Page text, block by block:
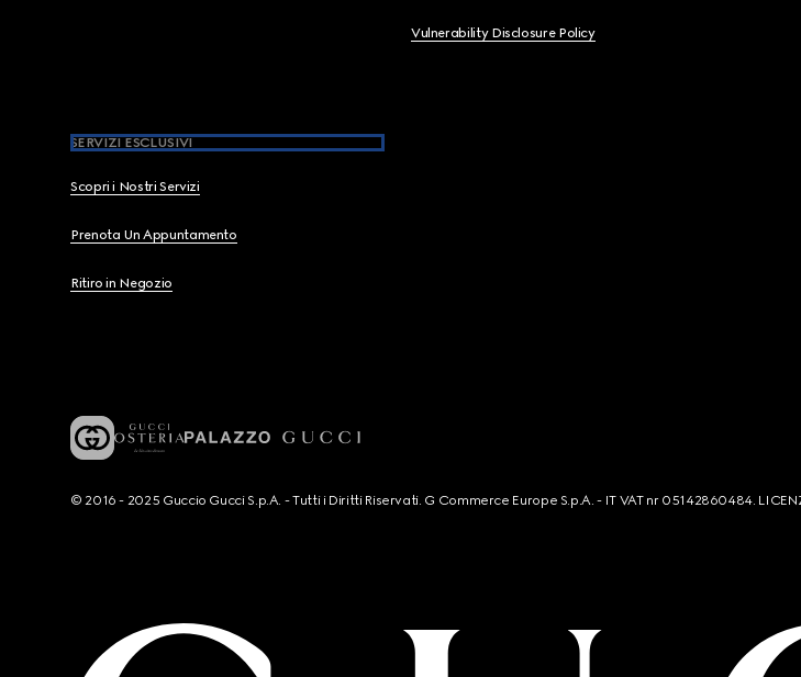
Vulnerability Disclosure Policy
SERVIZI ESCLUSIVI
Scopri i Nostri Servizi
Prenota Un Appuntamento
Ritiro in Negozio
© 2016 - 2025 Guccio Gucci S.p.A. - Tutti i Diritti Riservati. G Commerce Europe S.p.A. - IT VAT nr 05142860484.